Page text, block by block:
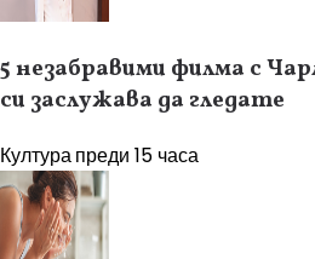
5 незабравими филма с
си заслужава да гледате
Културапреди 15 часа